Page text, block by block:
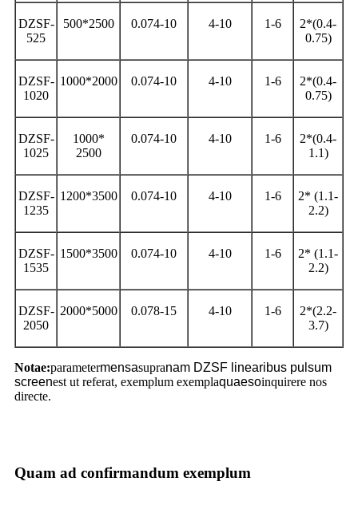
DZSF-
525
500*2500 0.074-10 4-10 1-6
2*(0.4-
0.75)
DZSF-
1020
1000*2000 0.074-10 4-10 1-6
2*(0.4-
0.75)
DZSF-
1025
1000*
2500
0.074-10 4-10 1-6
2*(0.4-
1.1)
DZSF-
1235
1200*3500 0.074-10 4-10 1-6
2* (1.1-
2.2)
DZSF-
1535
1500*3500 0.074-10 4-10 1-6
2* (1.1-
2.2)
DZSF-
2050
2000*5000 0.078-15 4-10 1-6
2*(2.2-
3.7)
Notae:parametermensasupranam DZSF linearibus pulsum
screenest ut referat, exemplum exemplaquaesoinquirere nos
directe.
Quam ad confirmandum exemplum